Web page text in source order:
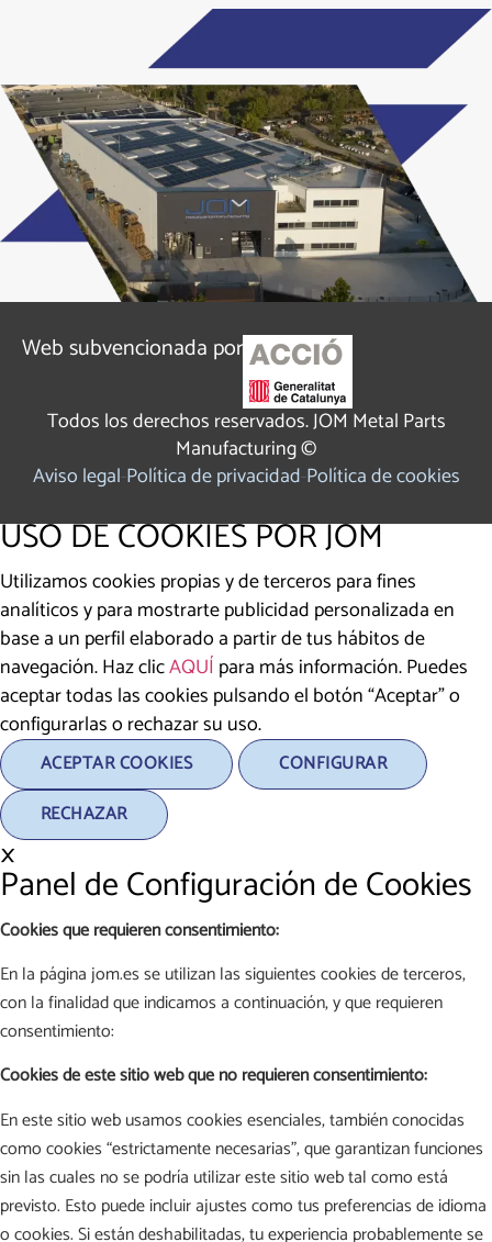
Web subvencionada por
Todos los derechos reservados. JOM Metal Parts
Manufacturing ©
Aviso legalPolítica de privacidadPolítica de cookies
USO DE COOKIES POR JOM
Utilizamos cookies propias y de terceros para fines
analíticos y para mostrarte publicidad personalizada en
base a un perfil elaborado a partir de tus hábitos de
navegación. Haz clicAQUÍ para más información. Puedes
aceptar todas las cookies pulsando el botón “Aceptar” o
configurarlas o rechazar su uso.
ACEPTAR COOKIES
CONFIGURAR
RECHAZAR
×
Panel de Configuración de Cookies
Cookies que requieren consentimiento:
En la página jom.es se utilizan las siguientes cookies de terceros,
con la finalidad que indicamos a continuación, y que requieren
consentimiento:
Cookies de este sitio web que no requieren consentimiento:
En este sitio web usamos cookies esenciales, también conocidas
como cookies “estrictamente necesarias”, que garantizan funciones
sin las cuales no se podría utilizar este sitio web tal como está
previsto. Esto puede incluir ajustes como tus preferencias de idioma
o cookies. Si están deshabilitadas, tu experiencia probablemente se